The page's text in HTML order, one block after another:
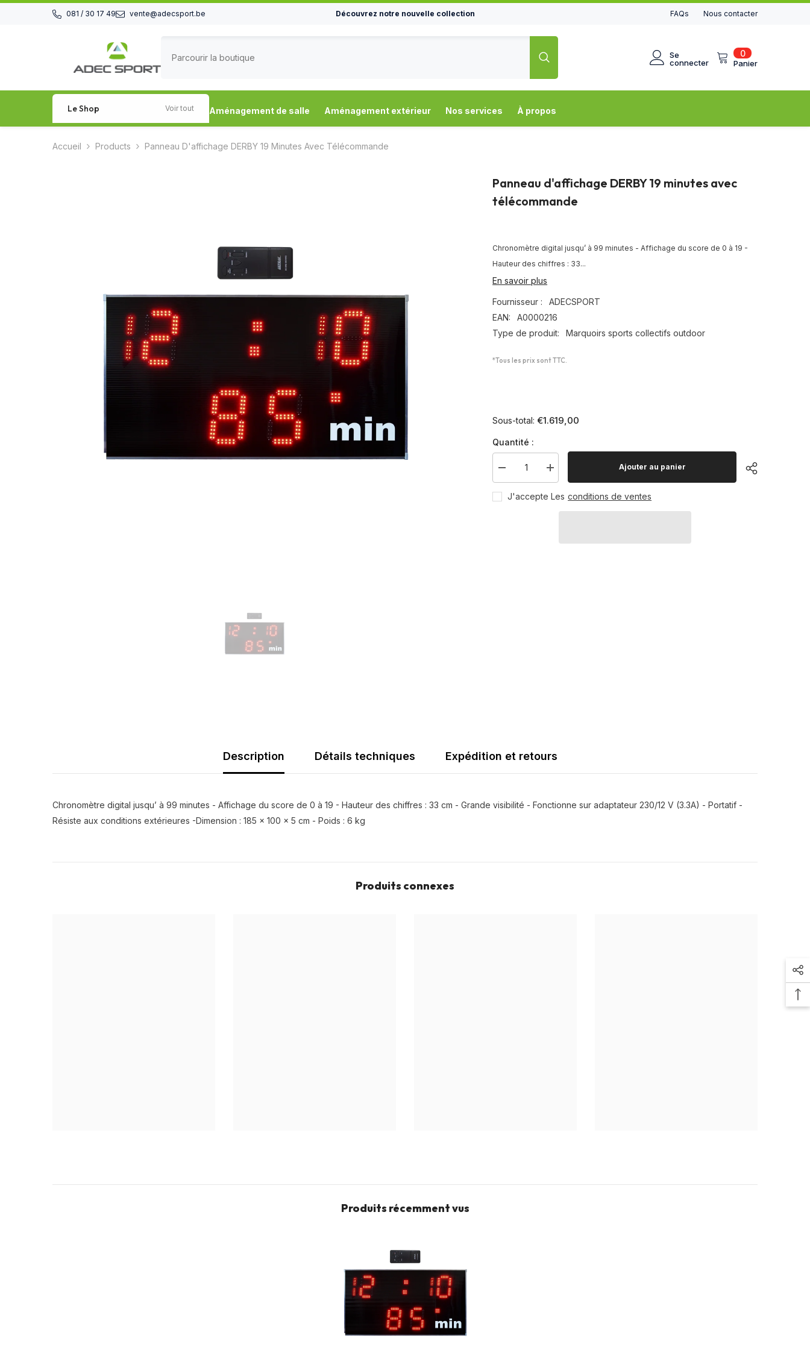
081 / 30 17 49
vente@adecsport.be Découvrez notre nouvelle collection FAQs Nous contacter
00
article
Panier
Se
connecter
Le Shop Voir tout Aménagement de salle Aménagement extérieur Nos services À propos
Accueil Products Panneau D'affichage DERBY 19 Minutes Avec Télécommande
Panneau d'affichage DERBY 19 minutes avec
télécommande
Chronomètre digital jusqu’ à 99 minutes - Affichage du score de 0 à 19 -
Hauteur des chiffres : 33...
En savoir plus
Fournisseur :
ADECSPORT
EAN:
A0000216
Type de produit:
Marquoirs sports collectifs outdoor
*Tous les prix sont TTC.
Sous-total:€1.619,00
Quantité :
Diminuer
la
quantité
pour
Augmenter
la
quantité
pour
Panneau
Ajouter au panier
J'accepte Les conditions de ventes
Description Détails techniques Expédition et retours
Chronomètre digital jusqu’ à 99 minutes - Affichage du score de 0 à 19 - Hauteur des chiffres : 33 cm - Grande visibilité - Fonctionne sur adaptateur 230/12 V (3.3A) - Portatif -
Résiste aux conditions extérieures -Dimension : 185 x 100 x 5 cm - Poids : 6 kg
Produits connexes
Produits récemment vus